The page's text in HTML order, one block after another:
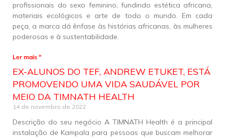
profissionais do sexo feminino, fundindo estética africana,
materiais ecológicos e arte de todo o mundo. Em cada
peça, a marca dá ênfase às histórias africanas, às mulheres
poderosas e à sustentabilidade.
Ler mais "
EX-ALUNOS DO TEF, ANDREW ETUKET, ESTÁ
PROMOVENDO UMA VIDA SAUDÁVEL POR
MEIO DA TIMNATH HEALTH
14 de novembro de 2022
Descrição do seu negócio A TIMNATH Health é a principal
instalação de Kampala para pessoas que buscam melhorar